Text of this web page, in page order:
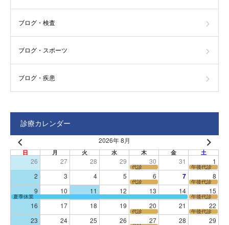
ブログ・検査
ブログ・スポーツ
ブログ・疾患
診療カレンダー
2026年 8月
日 月 火 水 木 金 土
26 27 28 29 30 31 1
代診 午後代診
2 3 4 5 6 7 8
代診 午後代診
9 10 11 12 13 14 15
夏季休業 午後代診
16 17 18 19 20 21 22
代診 午後代診
23 24 25 26 27 28 29